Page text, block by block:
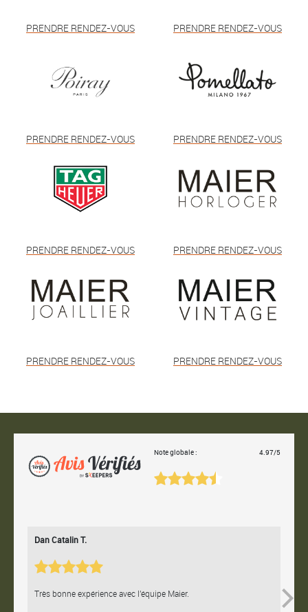
PRENDRE RENDEZ-VOUS PRENDRE RENDEZ-VOUS
PRENDRE RENDEZ-VOUS PRENDRE RENDEZ-VOUS
PRENDRE RENDEZ-VOUS PRENDRE RENDEZ-VOUS
PRENDRE RENDEZ-VOUS PRENDRE RENDEZ-VOUS
Note globale : 4.97/5
Dan Catalin T.
Très bonne expérience avec l'équipe Maier.